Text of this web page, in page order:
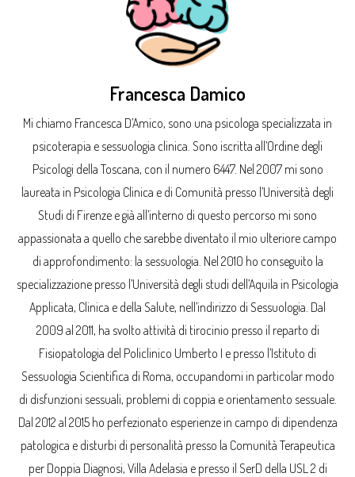
Francesca Damico
Mi chiamo Francesca D’Amico, sono una psicologa specializzata in
psicoterapia e sessuologia clinica. Sono iscritta all’Ordine degli
Psicologi della Toscana, con il numero 6447. Nel 2007 mi sono
laureata in Psicologia Clinica e di Comunità presso l’Università degli
Studi di Firenze e già all’interno di questo percorso mi sono
appassionata a quello che sarebbe diventato il mio ulteriore campo
di approfondimento: la sessuologia. Nel 2010 ho conseguito la
specializzazione presso l’Università degli studi dell’Aquila in Psicologia
Applicata, Clinica e della Salute, nell’indirizzo di Sessuologia. Dal
2009 al 2011, ha svolto attività di tirocinio presso il reparto di
Fisiopatologia del Policlinico Umberto I e presso l’Istituto di
Sessuologia Scientifica di Roma, occupandomi in particolar modo
di disfunzioni sessuali, problemi di coppia e orientamento sessuale.
Dal 2012 al 2015 ho perfezionato esperienze in campo di dipendenza
patologica e disturbi di personalità presso la Comunità Terapeutica
per Doppia Diagnosi, Villa Adelasia e presso il SerD della USL 2 di